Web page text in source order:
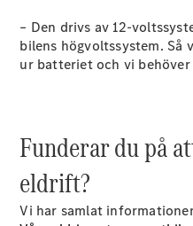
Alla Citan
Citan
Hitta din
Campingbilar
– Den drivs av 12-
bilens högvoltssystem. Så
ur batteriet och vi
Funderar du på
eldrift?
Vi har samlat